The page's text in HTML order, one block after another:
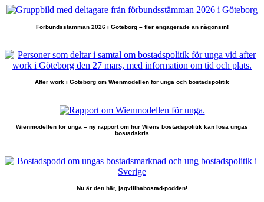
Förbundsstämman 2026 i Göteborg – fler engagerade än någonsin!
After work i Göteborg om Wienmodellen för unga och bostadspolitik
Wienmodellen för unga – ny rapport om hur Wiens bostadspolitik kan lösa ungas
bostadskris
Nu är den här, jagvillhabostad-podden!